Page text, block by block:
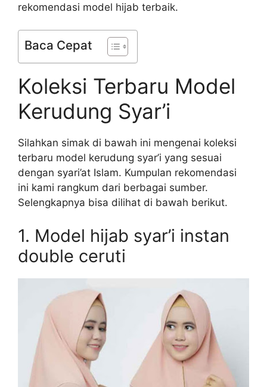
rekomendasi model hijab terbaik.
Baca Cepat
Koleksi Terbaru Model
Kerudung Syar’i
Silahkan simak di bawah ini mengenai koleksi
terbaru model kerudung syar’i yang sesuai
dengan syari’at Islam. Kumpulan rekomendasi
ini kami rangkum dari berbagai sumber.
Selengkapnya bisa dilihat di bawah berikut.
1. Model hijab syar’i instan
double ceruti